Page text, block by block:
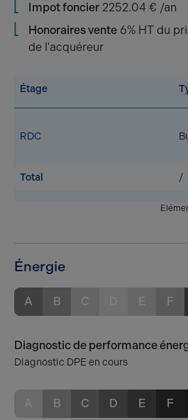
Impot foncier 2252.04 € /an
Honoraires vente 6% HT du
de l'acquéreur
Étage
RDC
Total /
Énergie
A B C E F
Diagnostic de performance
Diagnostic DPE en cours
B C D E F